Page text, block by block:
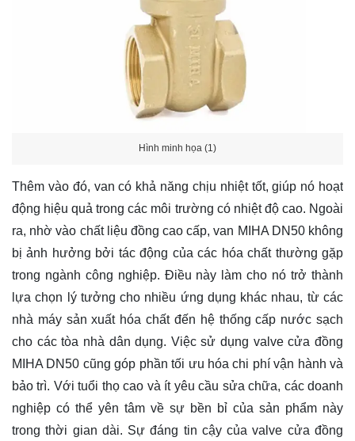
Hình minh họa (1)
Thêm vào đó, van có khả năng chịu nhiệt tốt, giúp nó hoạt
động hiệu quả trong các môi trường có nhiệt độ cao. Ngoài
ra, nhờ vào chất liệu đồng cao cấp, van MIHA DN50 không
bị ảnh hưởng bởi tác động của các hóa chất thường gặp
trong ngành công nghiệp. Điều này làm cho nó trở thành
lựa chọn lý tưởng cho nhiều ứng dụng khác nhau, từ các
nhà máy sản xuất hóa chất đến hệ thống cấp nước sạch
cho các tòa nhà dân dụng. Việc sử dụng valve cửa đồng
MIHA DN50 cũng góp phần tối ưu hóa chi phí vận hành và
bảo trì. Với tuổi thọ cao và ít yêu cầu sửa chữa, các doanh
nghiệp có thể yên tâm về sự bền bỉ của sản phẩm này
trong thời gian dài. Sự đáng tin cậy của valve cửa đồng